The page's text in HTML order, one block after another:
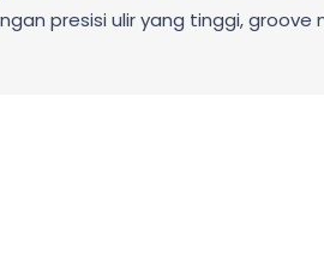
presisi ulir yang tinggi,